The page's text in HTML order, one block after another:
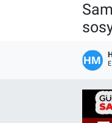
Tüm Manşetler
Son Dakika
Haber Arşivi